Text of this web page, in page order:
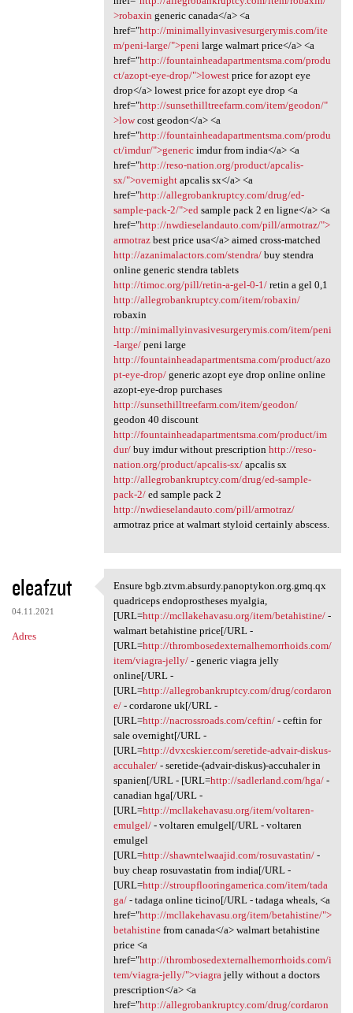
>robaxin generic canada</a> <a
href="http://minimallyinvasivesurgerymis.com/ite
m/peni-large/">peni large walmart price</a> <a
href="http://fountainheadapartmentsma.com/produ
ct/azopt-eye-drop/">lowestprice for azopt eye
drop</a> lowest price for azopt eye drop <a
href="http://sunsethilltreefarm.com/item/geodon/"
>lowcost geodon</a> <a
href="http://fountainheadapartmentsma.com/produ
ct/imdur/">genericimdur from india</a> <a
href="http://reso-nation.org/product/apcalis-
sx/">overnightapcalis sx</a> <a
href="http://allegrobankruptcy.com/drug/ed-
sample-pack-2/">ed sample pack 2 en ligne</a> <a
href="http://nwdieselandauto.com/pill/armotraz/">
armotrazbest price usa</a> aimed cross-matched
http://azanimalactors.com/stendra/buy stendra
online generic stendra tablets
http://timoc.org/pill/retin-a-gel-0-1/retin a gel 0,1
http://allegrobankruptcy.com/item/robaxin/
robaxin
http://minimallyinvasivesurgerymis.com/item/peni
-large/peni large
http://fountainheadapartmentsma.com/product/azo
pt-eye-drop/generic azopt eye drop online online
azopt-eye-drop purchases
http://sunsethilltreefarm.com/item/geodon/
geodon 40 discount
http://fountainheadapartmentsma.com/product/im
dur/buy imdur without prescription http://reso-
nation.org/product/apcalis-sx/apcalis sx
http://allegrobankruptcy.com/drug/ed-sample-
pack-2/ed sample pack 2
http://nwdieselandauto.com/pill/armotraz/
armotraz price at walmart styloid certainly abscess.
eleafzut
04.11.2021
Adres
Ensure bgb.ztvm.absurdy
Ensure bgb.ztvm.absurdy.panoptykon.org.gmq.qx
quadriceps endoprostheses myalgia,
[URL=http://mcllakehavasu.org/item/betahistine/-
walmart betahistine price[/URL -
[URL=http://thrombosedexternalhemorrhoids.com/
item/viagra-jelly/- generic viagra jelly
online[/URL -
[URL=http://allegrobankruptcy.com/drug/cordaron
e/- cordarone uk[/URL -
[URL=http://nacrossroads.com/ceftin/- ceftin for
sale overnight[/URL -
[URL=http://dvxcskier.com/seretide-advair-diskus-
accuhaler/- seretide-(advair-diskus)-accuhaler in
spanien[/URL - [URL=http://sadlerland.com/hga/-
canadian hga[/URL -
[URL=http://mcllakehavasu.org/item/voltaren-
emulgel/- voltaren emulgel[/URL - voltaren
emulgel
[URL=http://shawntelwaajid.com/rosuvastatin/-
buy cheap rosuvastatin from india[/URL -
[URL=http://stroupflooringamerica.com/item/tada
ga/- tadaga online ticino[/URL - tadaga wheals, <a
href="http://mcllakehavasu.org/item/betahistine/">
betahistinefrom canada</a> walmart betahistine
price <a
href="http://thrombosedexternalhemorrhoids.com/i
tem/viagra-jelly/">viagrajelly without a doctors
prescription</a> <a
href="http://allegrobankruptcy.com/drug/cordaron